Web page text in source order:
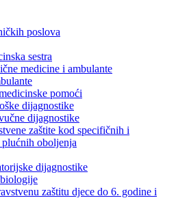
poslova
sestra
medicine i ambulante
pomoći
dijagnostike
dijagnostike
zaštite kod specifičnih i
oboljenja
dijagnostike
zaštitu djece do 6. godine i